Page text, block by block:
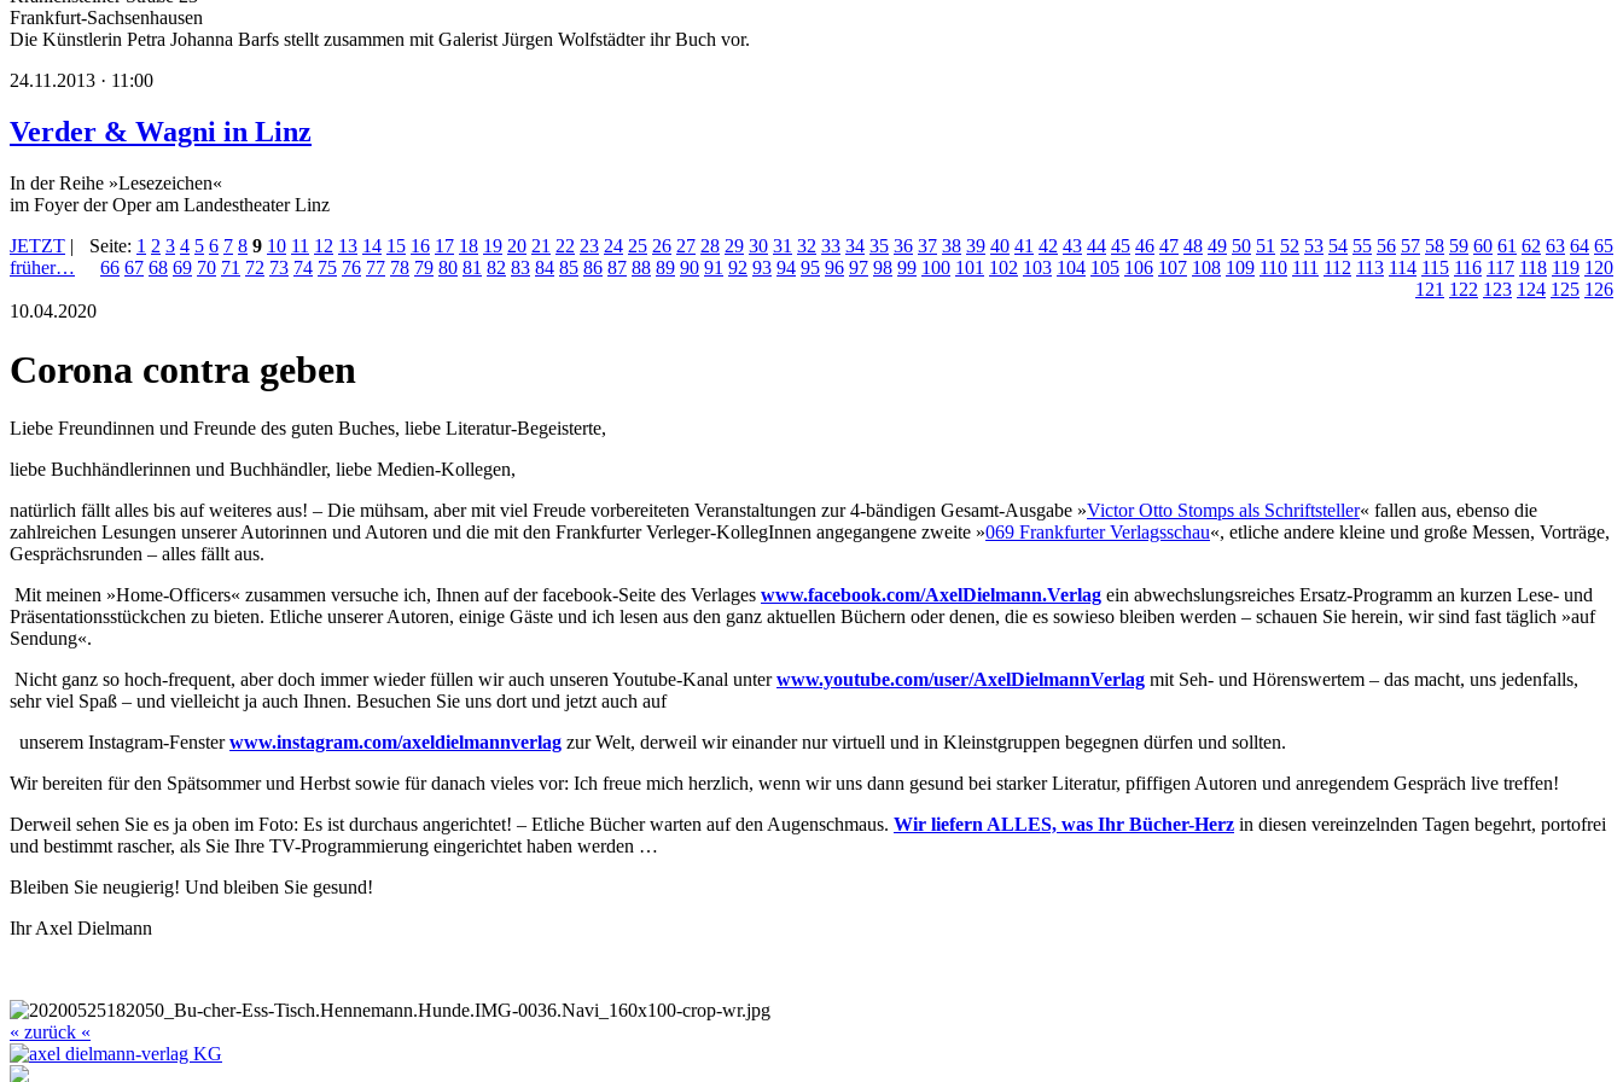
Frankfurt-Sachsenhausen
Die Künstlerin Petra Johanna Barfs stellt zusammen mit Galerist Jürgen Wolfstädter ihr Buch vor.
24.11.2013 · 11:00
Verder & Wagni in Linz
In der Reihe »Lesezeichen«
im Foyer der Oper am Landestheater Linz
JETZT |
früher…
Seite: 1 2 3 4 5 6 7 8 9 10 11 12 13 14 15 16 17 18 19 20 21 22 23 24 25 26 27 28 29 30 31 32 33 34 35 36 37 38 39 40 41 42 43 44 45 46 47 48 49 50 51 52 53 54 55 56 57 58 59 60 61 62 63 64 65
66 67 68 69 70 71 72 73 74 75 76 77 78 79 80 81 82 83 84 85 86 87 88 89 90 91 92 93 94 95 96 97 98 99 100 101 102 103 104 105 106 107 108 109 110 111 112 113 114 115 116 117 118 119 120
121 122 123 124 125 126
10.04.2020
Corona contra geben
Liebe Freundinnen und Freunde des guten Buches, liebe Literatur-Begeisterte,
liebe Buchhändlerinnen und Buchhändler, liebe Medien-Kollegen,
natürlich fällt alles bis auf weiteres aus! – Die mühsam, aber mit viel Freude vorbereiteten Veranstaltungen zur 4-bändigen Gesamt-Ausgabe »Victor Otto Stomps als Schriftsteller« fallen aus, ebenso die
zahlreichen Lesungen unserer Autorinnen und Autoren und die mit den Frankfurter Verleger-KollegInnen angegangene zweite »069 Frankfurter Verlagsschau«, etliche andere kleine und große Messen, Vorträge,
Gesprächsrunden – alles fällt aus.
Mit meinen »Home-Officers« zusammen versuche ich, Ihnen auf der facebook-Seite des Verlages www.facebook.com/AxelDielmann.Verlag ein abwechslungsreiches Ersatz-Programm an kurzen Lese- und
Präsentationsstückchen zu bieten. Etliche unserer Autoren, einige Gäste und ich lesen aus den ganz aktuellen Büchern oder denen, die es sowieso bleiben werden – schauen Sie herein, wir sind fast täglich »auf
Sendung«.
Nicht ganz so hoch-frequent, aber doch immer wieder füllen wir auch unseren Youtube-Kanal unterwww.youtube.com/user/AxelDielmannVerlag mit Seh- und Hörenswertem – das macht, uns jedenfalls,
sehr viel Spaß – und vielleicht ja auch Ihnen. Besuchen Sie uns dort und jetzt auch auf
unserem Instagram-Fensterwww.instagram.com/axeldielmannverlag zur Welt, derweil wir einander nur virtuell und in Kleinstgruppen begegnen dürfen und sollten.
Wir bereiten für den Spätsommer und Herbst sowie für danach vieles vor: Ich freue mich herzlich, wenn wir uns dann gesund bei starker Literatur, pfiffigen Autoren und anregendem Gespräch live treffen!
Derweil sehen Sie es ja oben im Foto: Es ist durchaus angerichtet! – Etliche Bücher warten auf den Augenschmaus. Wir liefern ALLES, was Ihr Bücher-Herz in diesen vereinzelnden Tagen begehrt, portofrei
und bestimmt rascher, als Sie Ihre TV-Programmierung eingerichtet haben werden …
Bleiben Sie neugierig! Und bleiben Sie gesund!
Ihr Axel Dielmann
« zurück «